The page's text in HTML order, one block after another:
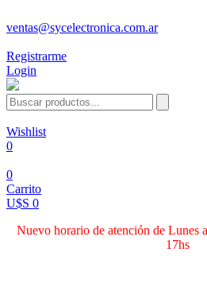
ventas@sycelectronica.com.ar
Registrarme
Login
Wishlist
0
0
Carrito
U$S 0
Nuevo horario de atención de Lunes
17hs